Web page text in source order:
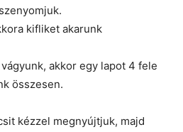
kifliket akarunk
akkor egy lapot 4 fele
összesen.
kézzel megnyújtjuk, majd